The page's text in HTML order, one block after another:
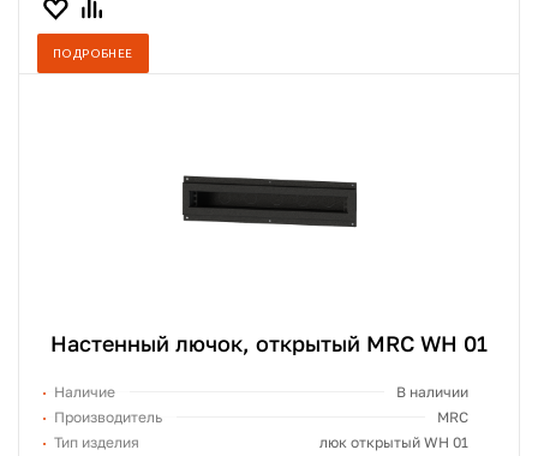
ПОДРОБНЕЕ
Настенный лючок, открытый MRC WH 01
Наличие
В наличии
Производитель
MRC
Тип изделия
люк открытый WH 01